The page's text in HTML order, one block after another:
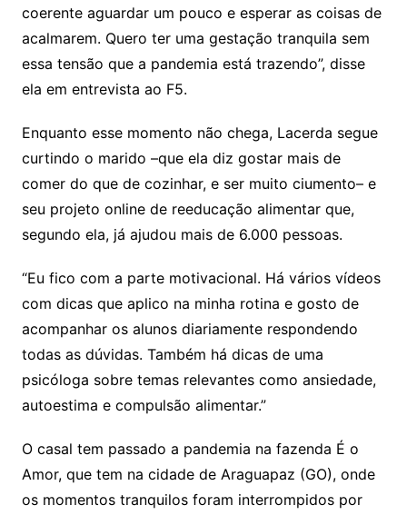
coerente aguardar um pouco e esperar as coisas de
acalmarem. Quero ter uma gestação tranquila sem
essa tensão que a pandemia está trazendo”, disse
ela em entrevista ao F5.
Enquanto esse momento não chega, Lacerda segue
curtindo o marido –que ela diz gostar mais de
comer do que de cozinhar, e ser muito ciumento– e
seu projeto online de reeducação alimentar que,
segundo ela, já ajudou mais de 6.000 pessoas.
“Eu fico com a parte motivacional. Há vários vídeos
com dicas que aplico na minha rotina e gosto de
acompanhar os alunos diariamente respondendo
todas as dúvidas. Também há dicas de uma
psicóloga sobre temas relevantes como ansiedade,
autoestima e compulsão alimentar.”
O casal tem passado a pandemia na fazenda É o
Amor, que tem na cidade de Araguapaz (GO), onde
os momentos tranquilos foram interrompidos por